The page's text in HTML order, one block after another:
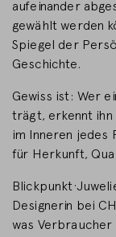
aufeinander
gewählt werden
Spiegel der
Geschichte.
Gewiss ist: Wer
trägt, erkennt ihn
im Inneren jedes
für Herkunft,
Designerin bei
was